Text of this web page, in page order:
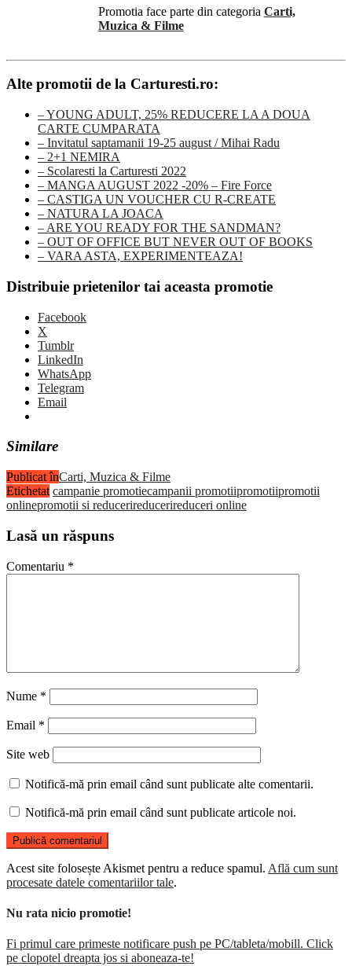
Promotia face parte din categoria Carti,
Muzica & Filme
Alte promotii de la Carturesti.ro:
– YOUNG ADULT, 25% REDUCERE LA A DOUA
CARTE CUMPARATA
– Invitatul saptamanii 19-25 august / Mihai Radu
– 2+1 NEMIRA
– Scolaresti la Carturesti 2022
– MANGA AUGUST 2022 -20% – Fire Force
– CASTIGA UN VOUCHER CU R-CREATE
– NATURA LA JOACA
– ARE YOU READY FOR THE SANDMAN?
– OUT OF OFFICE BUT NEVER OUT OF BOOKS
– VARA ASTA, EXPERIMENTEAZA!
Distribuie prietenilor tai aceasta promotie
Facebook
X
Tumblr
LinkedIn
WhatsApp
Telegram
Email
Similare
Publicat înCarti, Muzica & Filme
Etichetat campanie promotiecampanii promotiipromotiipromotii
onlinepromotii si reducerireducerireduceri online
Lasă un răspuns
Comentariu *
Nume *
Email *
Site web
Notifică-mă prin email când sunt publicate alte comentarii.
Notifică-mă prin email când sunt publicate articole noi.
Acest site folosește Akismet pentru a reduce spamul. Află cum sunt
procesate datele comentariilor tale.
Nu rata nicio promotie!
Fi primul care primeste notificare push pe PC/tableta/mobill. Click
pe clopotel dreapta jos si aboneaza-te!